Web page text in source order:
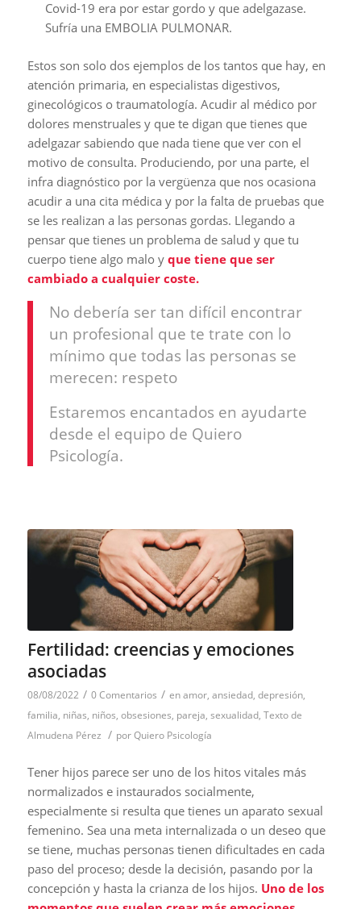
Covid-19 era por estar gordo y que adelgazase.
Sufría una EMBOLIA PULMONAR.
Estos son solo dos ejemplos de los tantos que hay, en
atención primaria, en especialistas digestivos,
ginecológicos o traumatología. Acudir al médico por
dolores menstruales y que te digan que tienes que
adelgazar sabiendo que nada tiene que ver con el
motivo de consulta. Produciendo, por una parte, el
infra diagnóstico por la vergüenza que nos ocasiona
acudir a una cita médica y por la falta de pruebas que
se les realizan a las personas gordas. Llegando a
pensar que tienes un problema de salud y que tu
cuerpo tiene algo malo y que tiene que ser
cambiado a cualquier coste.
No debería ser tan difícil encontrar
un profesional que te trate con lo
mínimo que todas las personas se
merecen: respeto
Estaremos encantados en ayudarte
desde el equipo de Quiero
Psicología.
Fertilidad: creencias y emociones
asociadas
08/08/2022 / 0 Comentarios / enamor, ansiedad, depresión,
familia, niñas, niños, obsesiones, pareja, sexualidad, Texto de
Almudena Pérez / porQuiero Psicología
Tener hijos parece ser uno de los hitos vitales más
normalizados e instaurados socialmente,
especialmente si resulta que tienes un aparato sexual
femenino. Sea una meta internalizada o un deseo que
se tiene, muchas personas tienen dificultades en cada
paso del proceso; desde la decisión, pasando por la
concepción y hasta la crianza de los hijos. Uno de los